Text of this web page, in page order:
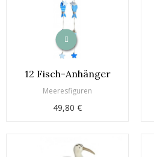
12 Fisch-Anhänger
Meeresfiguren
49,80 €